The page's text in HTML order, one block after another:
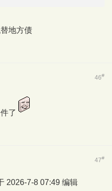
地方债
46#
了
47#
2026-7-8 07:49 编辑